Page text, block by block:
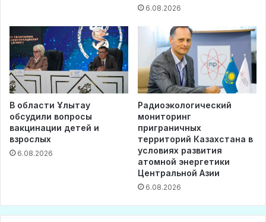
6.08.2026
В области Ұлытау
обсудили вопросы
вакцинации детей и
взрослых
6.08.2026
Радиоэкологический
мониторинг
приграничных
территорий Казахстана в
условиях развития
атомной энергетики
Центральной Азии
6.08.2026